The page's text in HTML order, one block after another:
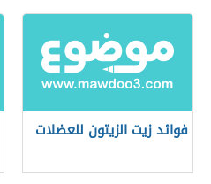
فوائد زيت الزيتون للعضلات